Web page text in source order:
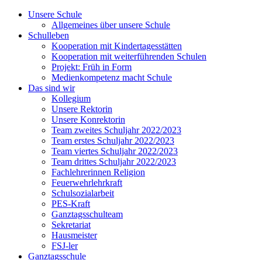
Unsere Schule
Allgemeines über unsere Schule
Schulleben
Kooperation mit Kindertagesstätten
Kooperation mit weiterführenden Schulen
Projekt: Früh in Form
Medienkompetenz macht Schule
Das sind wir
Kollegium
Unsere Rektorin
Unsere Konrektorin
Team zweites Schuljahr 2022/2023
Team erstes Schuljahr 2022/2023
Team viertes Schuljahr 2022/2023
Team drittes Schuljahr 2022/2023
Fachlehrerinnen Religion
Feuerwehrlehrkraft
Schulsozialarbeit
PES-Kraft
Ganztagsschulteam
Sekretariat
Hausmeister
FSJ-ler
Ganztagsschule